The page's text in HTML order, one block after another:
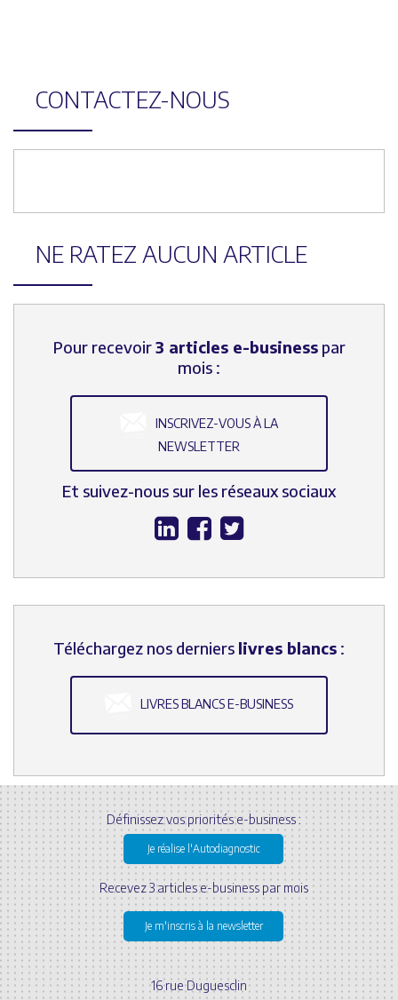
CONTACTEZ-NOUS
NE RATEZ AUCUN ARTICLE
Pour recevoir3 articles e-businesspar
mois :
INSCRIVEZ-VOUS À LA
NEWSLETTER
Et suivez-nous sur les réseaux sociaux
Téléchargez nos derniers livres blancs :
LIVRES BLANCS E-BUSINESS
16 rue Duguesclin
Définissez vos priorités e-business :
Je réalise l'Autodiagnostic
Recevez 3 articles e-business par mois
Je m'inscris à la newsletter